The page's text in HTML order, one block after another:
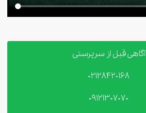
آگاهی قبل از سرپرستی
02128420168
09121307070